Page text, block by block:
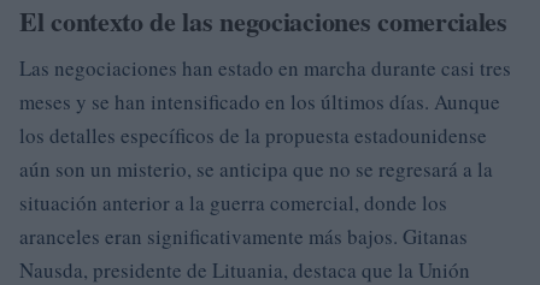
El contexto de las negociaciones comerciales
Las negociaciones han estado en marcha durante casi tres
meses y se han intensificado en los últimos días. Aunque
los detalles específicos de la propuesta estadounidense
aún son un misterio, se anticipa que no se regresará a la
situación anterior a la guerra comercial, donde los
aranceles eran significativamente más bajos. Gitanas
Nausda, presidente de Lituania, destaca que la Unión